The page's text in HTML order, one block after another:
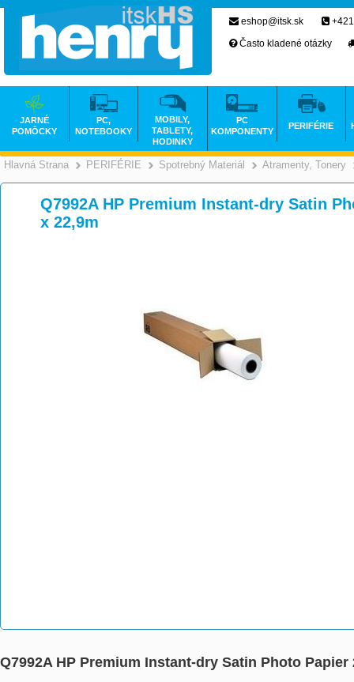
Hlavná Strana >
PERIFÉRIE >
Spotrebný Materiál >
Atramenty, Tonery
Q7992A HP Premium Instant-dry Satin
x 22,9m
Q7992A HP Premium Instant-dry Satin Photo Papier
eshop@itsk.sk
Často kladené otázky
JARNÉ
POMÔCKY
PC,
NOTEBOOKY
MOBILY,
TABLETY,
HODINKY
PC
KOMPONENTY
PERIFÉRIE